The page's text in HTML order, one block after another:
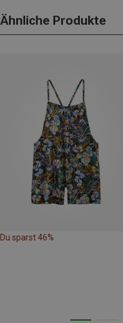
Ähnliche Produkte
Du sparst 46%